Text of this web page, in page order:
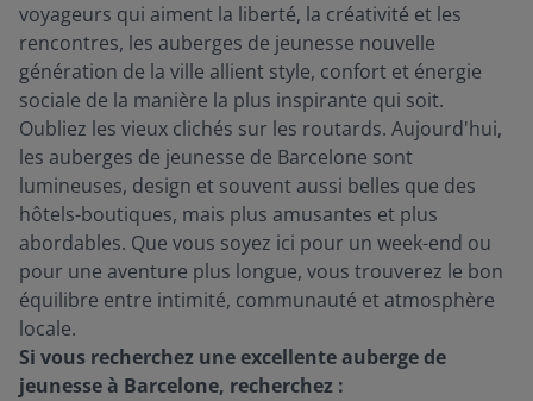
voyageurs qui aiment la liberté, la créativité et les
rencontres, les auberges de jeunesse nouvelle
génération de la ville allient style, confort et énergie
sociale de la manière la plus inspirante qui soit.
Oubliez les vieux clichés sur les routards. Aujourd'hui,
les auberges de jeunesse de Barcelone sont
lumineuses, design et souvent aussi belles que des
hôtels-boutiques, mais plus amusantes et plus
abordables. Que vous soyez ici pour un week-end ou
pour une aventure plus longue, vous trouverez le bon
équilibre entre intimité, communauté et atmosphère
locale.
Si vous recherchez une excellente auberge de
jeunesse à Barcelone, recherchez :